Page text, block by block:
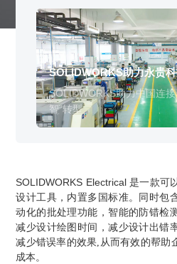
 查看全部
SOLIDWORKS PDM产品数
DriveWorks参数化工具
SOLIDWORKS Inspection质
​SOLIDWORKS Manage项目
DELMIA端到端ERP系统
 查看全部
增值服务-参数化
增值服务-标准化
可视化&数字孪生技术
Curtain e-locker(易锁)防止资
航天航空行业解决方案
能源行业数字化解决方案
机械设备行业数字化解决方案
家居行业数字化解决方案
电气柜及电气行业数字化解
企业家
研究人员
学生/初学者
技术文章
系统要求
热门视频
精选视频
往期视频
走进西南培训中心
认证目录
在线培训
CSWP证书
SolidWorks采购指南：正版
SolidWorks代理商级别全解
什么值得信赖？
SOLIDWORKS购买如何选择
3DEXPERIENCE 平台是什
SOLIDWORKS都有什么版
SOLIDWORKS仿真这块有必
招聘岗位
销售类
技术类
职能类
关于恒睿
公司简介
团队介绍
新闻资讯
公司动态
产品报价
获取SOLIDWORKS报价
联系我们
产品/服务
获取试用版
软件定制化开发
校企合作
购买学生版
SOLIDWORKS助力永贵
智”转型
SOLIDWORKS助力中国连
智”转型
SOLIDWORKS Electrical是一款可
设计工具，内置多国标准。同时包
动化的批处理功能，智能的防错检
减少设计绘图时间，减少设计出错
减少错误率的效果,从而有效的帮助
成本。